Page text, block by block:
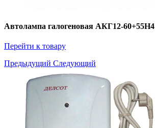
Автолампа галогеновая АКГ12-60+55Н4
Перейти к товару
Предыдущий Следующий